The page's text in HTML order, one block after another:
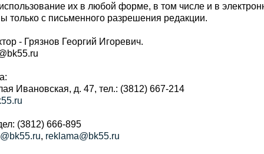
их в любой форме, в том числе и в
с письменного разрешения редакции.
- Грязнов Георгий Игоревич.
Ивановская, д. 47, тел.: (3812) 667-214
(3812) 666-895
, reklama@bk55.ru